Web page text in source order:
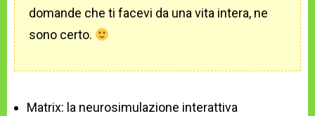
domande che ti facevi da una vita intera, ne
sono certo.
Matrix: la neurosimulazione interattiva